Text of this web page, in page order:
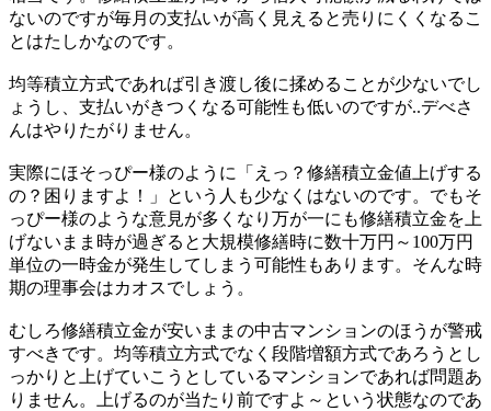
ないのですが毎月の支払いが高く見えると売りにくくなるこ
とはたしかなのです。
均等積立方式であれば引き渡し後に揉めることが少ないでし
ょうし、支払いがきつくなる可能性も低いのですが..デべさ
んはやりたがりません。
実際にほそっぴー様のように「えっ？修繕積立金値上げする
の？困りますよ！」という人も少なくはないのです。でもそ
っぴー様のような意見が多くなり万が一にも修繕積立金を上
げないまま時が過ぎると大規模修繕時に数十万円～100万円
単位の一時金が発生してしまう可能性もあります。そんな時
期の理事会はカオスでしょう。
むしろ修繕積立金が安いままの中古マンションのほうが警戒
すべきです。均等積立方式でなく段階増額方式であろうとし
っかりと上げていこうとしているマンションであれば問題あ
りません。上げるのが当たり前ですよ～という状態なのであ